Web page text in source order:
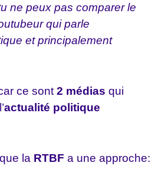
ne peux pas comparer le
qui parle
et principalement
ce sont 2 médias qui
actualité politique
la RTBF a une approche: